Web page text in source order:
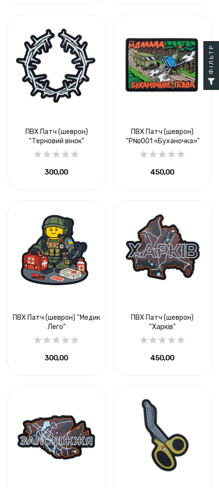
ПВХ Патч (шеврон)
“Терновий вінок”
300,00 ₴
ПВХ Патч (шеврон)
“P№001 «Буханочка»”
450,00 ₴
ПВХ Патч (шеврон) “Медик
Лего”
300,00 ₴
ПВХ Патч (шеврон)
“Харків”
450,00 ₴
ФІЛЬТР